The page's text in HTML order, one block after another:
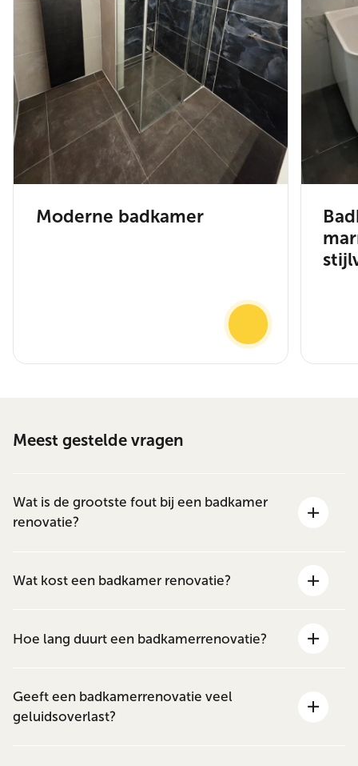
Moderne badkamer
Meest gestelde vragen
Wat is de grootste fout bij een badkamer
renovatie?
Wat kost een badkamer renovatie?
Hoe lang duurt een badkamerrenovatie?
Geeft een badkamerrenovatie veel
geluidsoverlast?